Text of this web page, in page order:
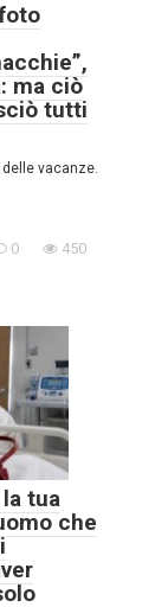
ma ciò
tutti
vacanze.
0
450
tua
che